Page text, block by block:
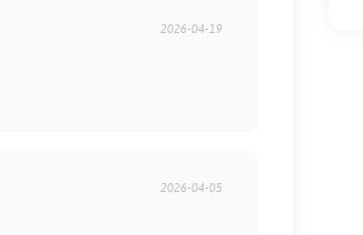
2026-04-19
2026-04-05